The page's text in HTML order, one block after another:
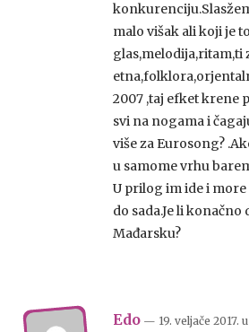
malo višak ali koji je
glas,melodija,ritam,ti
2007 ,taj efket krene
svi na nogama i
više za Eurosong?
u samome vrhu
U prilog im ide i
do sada.Je li
Mađarsku?
Edo — 19. veljače 2017. u